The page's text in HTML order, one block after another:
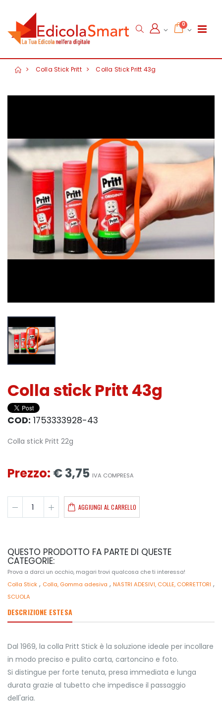
0
Colla Stick Pritt Colla Stick Pritt 43g
Colla stick Pritt 43g
COD: 1753333928-43
Colla stick Pritt 22g
Prezzo: € 3,75 IVA COMPRESA
AGGIUNGI AL CARRELLO
QUESTO PRODOTTO FA PARTE DI QUESTE
CATEGORIE:
Prova a darci un occhio, magari trovi qualcosa che ti interessa!
Colla Stick , Colla, Gomma adesiva , NASTRI ADESIVI, COLLE, CORRETTORI ,
SCUOLA
DESCRIZIONE ESTESA
Dal 1969, la colla Pritt Stick è la soluzione ideale per incollare
in modo preciso e pulito carta, cartoncino e foto.
Si distingue per forte tenuta, presa immediata e lunga
durata grazie al tubetto che impedisce il passaggio
dell'aria.